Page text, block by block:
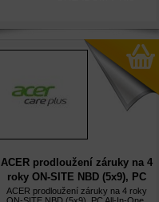
ACER prodloužení záruky na 4
roky ON-SITE NBD (5x9), PC
All-In-One, elektronicky
ACER prodloužení záruky na 4 roky